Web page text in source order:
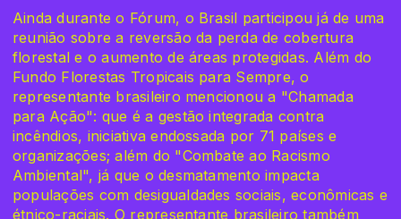
Ainda durante o Fórum, o Brasil participou já de uma
reunião sobre a reversão da perda de cobertura
florestal e o aumento de áreas protegidas. Além do
Fundo Florestas Tropicais para Sempre, o
representante brasileiro mencionou a "Chamada
para Ação": que é a gestão integrada contra
incêndios, iniciativa endossada por 71 países e
organizações; além do "Combate ao Racismo
Ambiental", já que o desmatamento impacta
populações com desigualdades sociais, econômicas e
étnico-raciais. O representante brasileiro também